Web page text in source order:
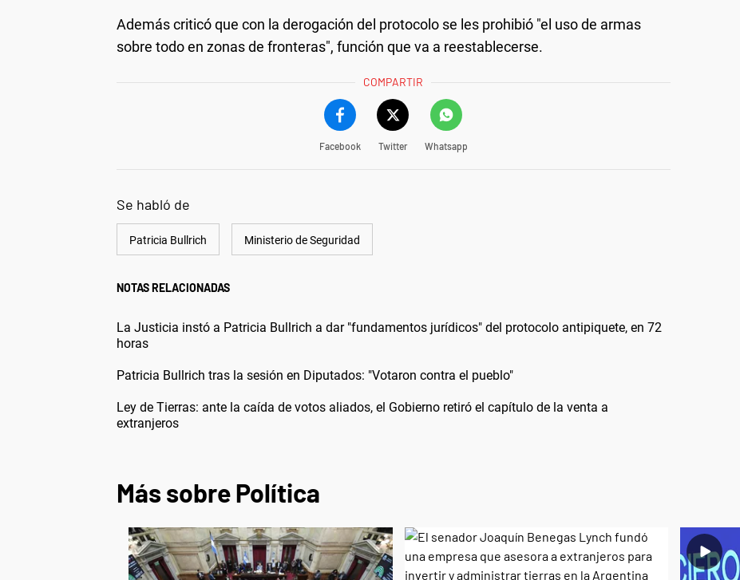
Además criticó que con la derogación del protocolo se les prohibió "el uso de armas
sobre todo en zonas de fronteras", función que va a reestablecerse.
COMPARTIR
Facebook Twitter Whatsapp
Se habló de
Patricia Bullrich Ministerio de Seguridad
NOTAS RELACIONADAS
La Justicia instó a Patricia Bullrich a dar "fundamentos jurídicos" del protocolo antipiquete, en 72
horas
Patricia Bullrich tras la sesión en Diputados: "Votaron contra el pueblo"
Ley de Tierras: ante la caída de votos aliados, el Gobierno retiró el capítulo de la venta a
extranjeros
Más sobre Política